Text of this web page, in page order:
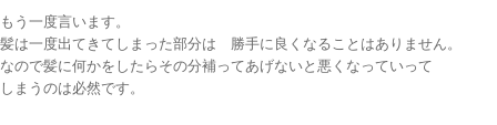
もう一度言います。
髪は一度出てきてしまった部分は 勝手に良くなることはありません。
なので髪に何かをしたらその分補ってあげないと悪くなっていって
しまうのは必然です。